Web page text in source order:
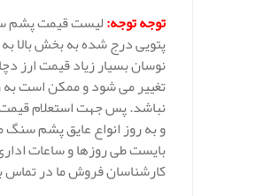
توجه توجه:لیست قیمت
پتویی درج شده به بخش بالا
نوسان بسیار زیاد قیمت ارز
تغییر می شود و ممکن است به
نباشد. پس جهت استعلام
و به روز انواع عایق پشم
بایست طی روزها و ساعات
کارشناسان فروش ما در تماس